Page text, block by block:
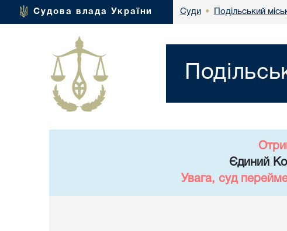
Судова влада України Суди • Подільський
Єдиний
Увага, суд